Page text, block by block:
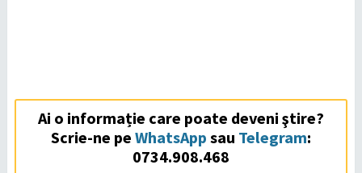
Ai o informație care poate deveni ştire?
Scrie-ne pe WhatsApp sau Telegram:
0734.908.468